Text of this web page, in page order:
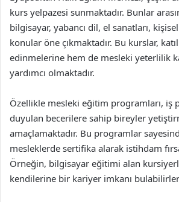
kurs yelpazesi sunmaktadır. Bunlar
bilgisayar, yabancı dil, el sanatları,
konular öne çıkmaktadır. Bu kurslar,
edinmelerine hem de mesleki yeterlilik
yardımcı olmaktadır.
Özellikle mesleki eğitim programları, iş
duyulan becerilere sahip bireyler
amaçlamaktadır. Bu programlar
mesleklerde sertifika alarak istihdam
Örneğin, bilgisayar eğitimi alan
kendilerine bir kariyer imkanı